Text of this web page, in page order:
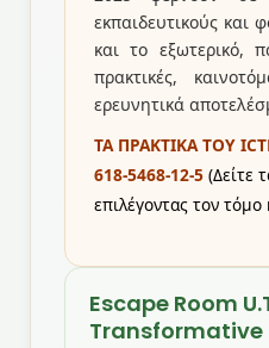
εκπαιδευτικούς και
και το εξωτερικό,
πρακτικές,
ερευνητικά
ΤΑ ΠΡΑΚΤΙΚΑ ΤΟΥ
618-5468-12-5 (Δείτε
επιλέγοντας τον τόμο
Escape Room
Transformative